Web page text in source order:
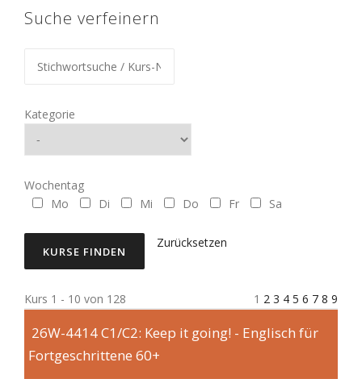
Suche verfeinern
Kategorie
Wochentag
Mo
Di Mi Do Fr Sa
Zurücksetzen
Kurs 1 - 10 von 128 1 2 3 4 5 6 7 8 9
26W-4414C1/C2: Keep it going! - Englisch für
Fortgeschrittene 60+